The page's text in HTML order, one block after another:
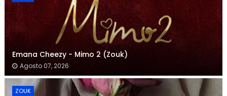
Emana Cheezy - Mimo 2 (Zouk)
Agosto 07, 2026
ZOUK